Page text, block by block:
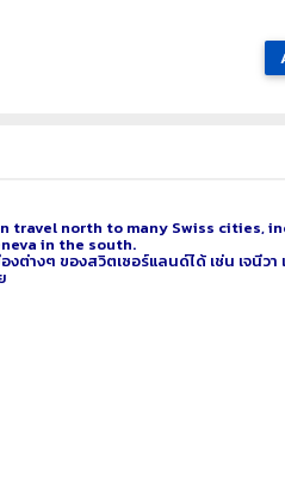
travel north to many Swiss cities,
in the south.
างๆ ของสวิตเซอร์แลนด์ได้ เช่น เจนีวา